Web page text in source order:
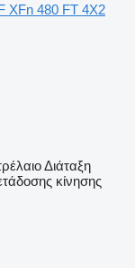
XFn 480 FT 4X2
Διάταξη
κίνησης